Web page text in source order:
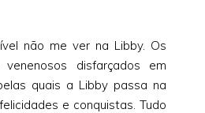
não me ver na Libby. Os
disfarçados em
quais a Libby passa na
e conquistas. Tudo